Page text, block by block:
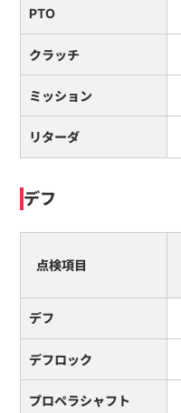
PTO
クラッチ
ミッション
リターダ
デフ
点検項目
デフ
デフロック
プロペラシャフト